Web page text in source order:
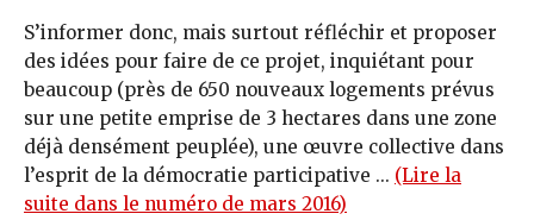
S’informer donc, mais surtout réfléchir et proposer
des idées pour faire de ce projet, inquiétant pour
beaucoup (près de 650 nouveaux logements prévus
sur une petite emprise de 3 hectares dans une zone
déjà densément peuplée), une œu­vre collective dans
l’esprit de la démocratie participative ... (Lire la
suite dans le numéro de mars 2016)